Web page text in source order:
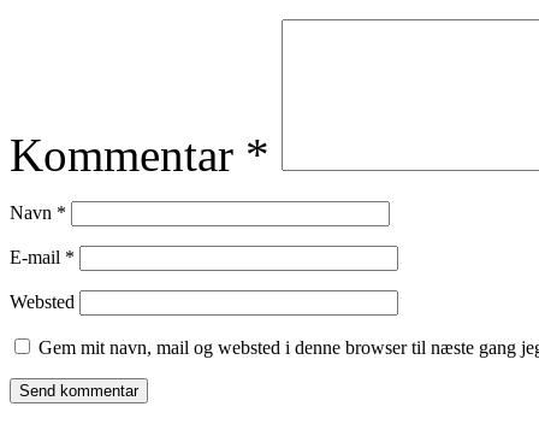
Kommentar *
Navn *
E-mail *
Websted
Gem mit navn, mail og websted i denne browser til næste gang